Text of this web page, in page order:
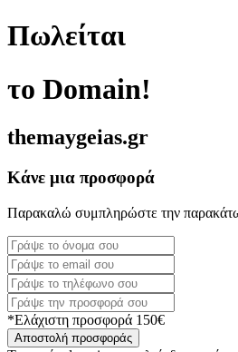
Πωλείται
το Domain!
themaygeias.gr
Κάνε μια προσφορά
Παρακαλώ συμπληρώστε την
*Ελάχιστη προσφορά 150€
Αποστολή προσφοράς